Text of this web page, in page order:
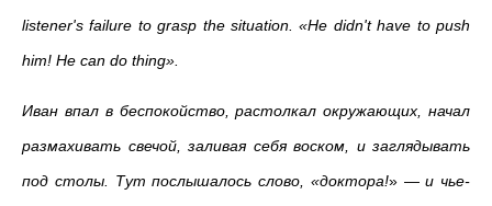
listener's failure to grasp the situation. «He didn't have to push
him! He can do thing».
Иван впал в беспокойство, растолкал окружающих, начал
размахивать свечой, заливая себя воском, и заглядывать
под столы. Тут послышалось слово, «доктора!» —и чье-